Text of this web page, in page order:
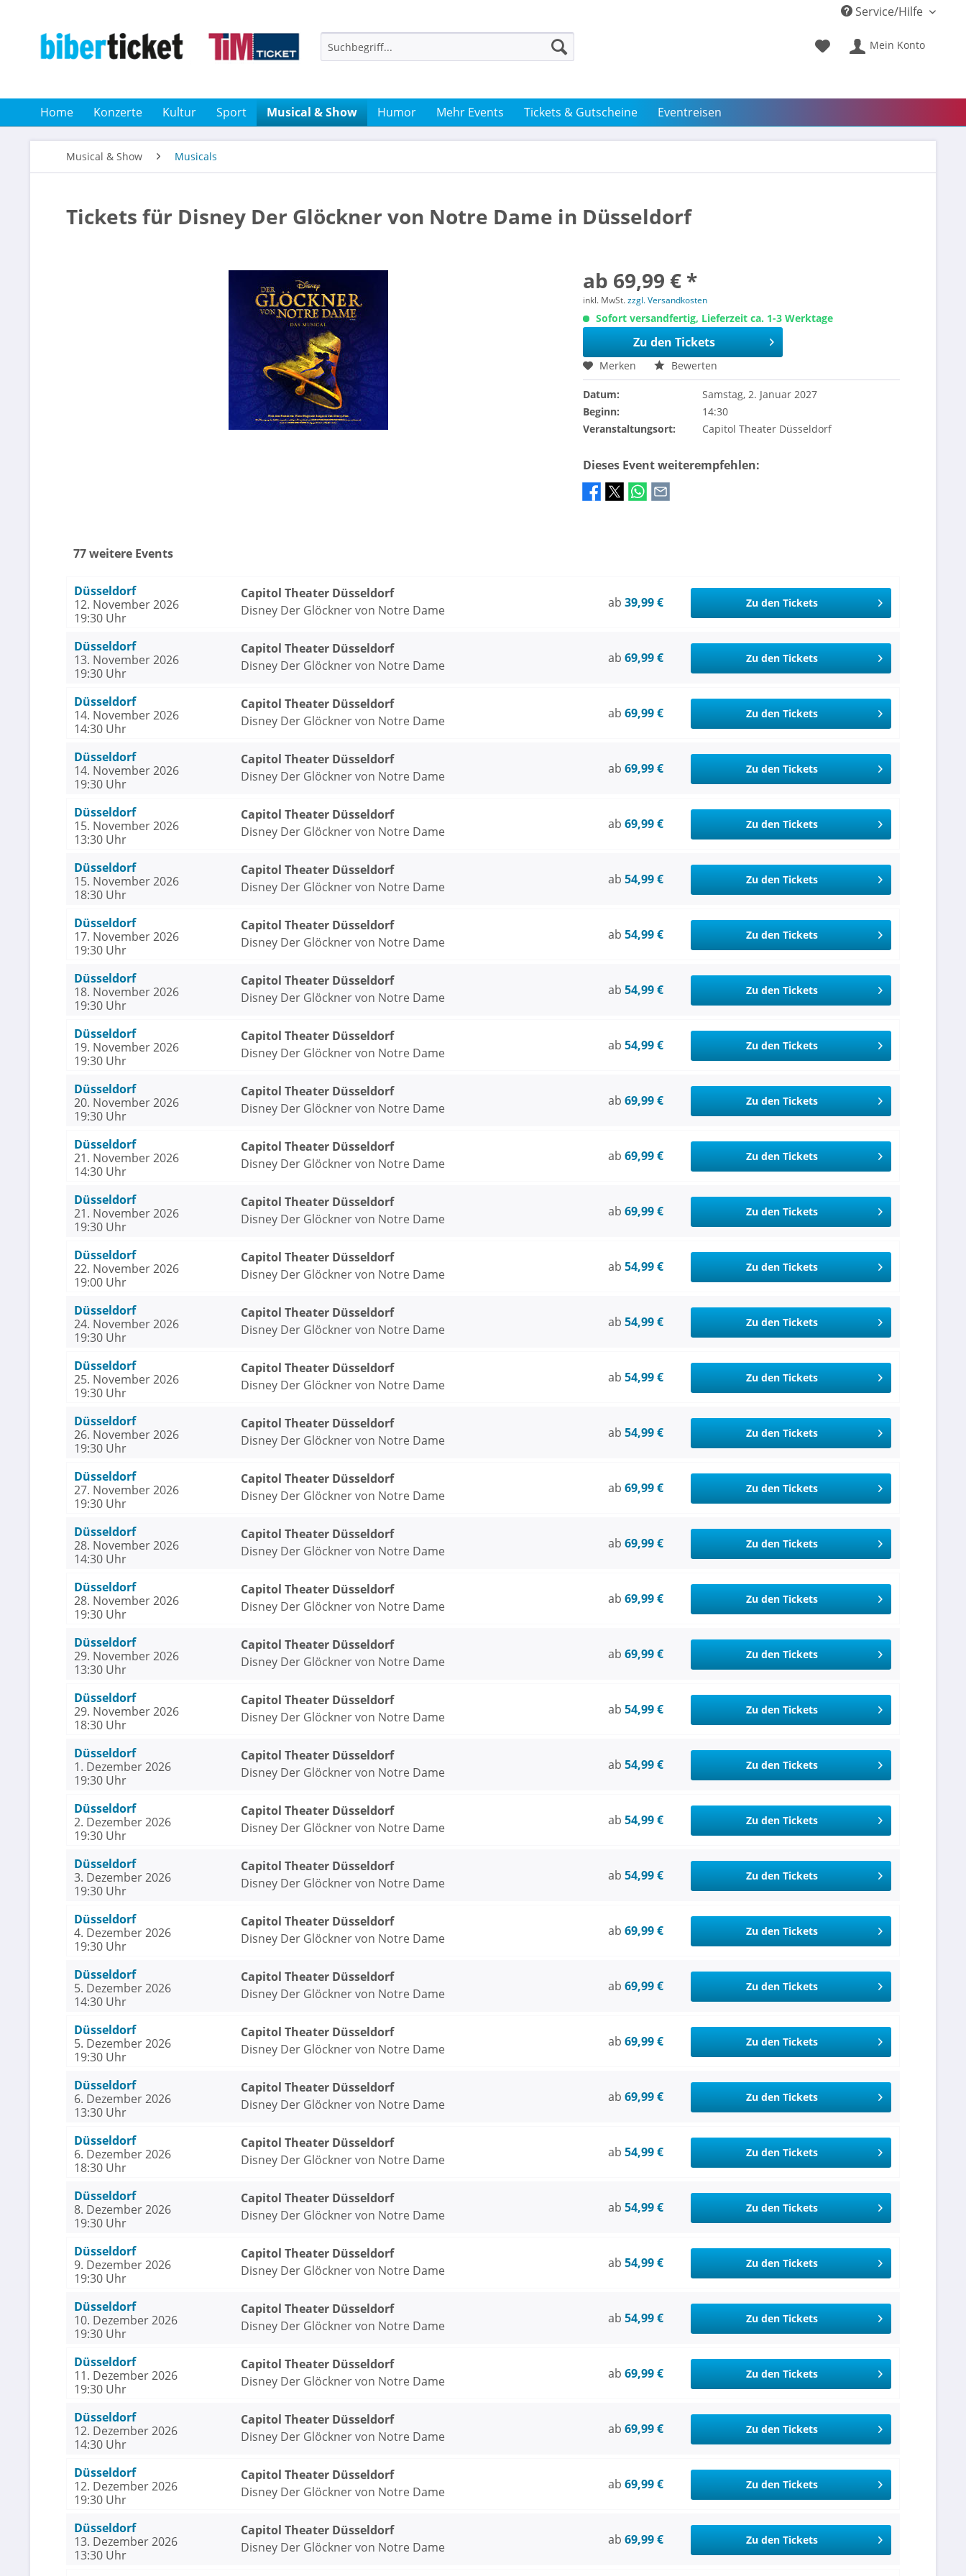
Service/Hilfe
Mein Konto
Home Konzerte Kultur Sport Musical & Show Humor Mehr Events Tickets & Gutscheine Eventreisen
Musical & Show Musicals
Tickets für Disney Der Glöckner von Notre Dame in Düsseldorf
ab 69,99 € *
inkl. MwSt.zzgl. Versandkosten
Sofort versandfertig, Lieferzeit ca. 1-3 Werktage
Zu den Tickets
Merken Bewerten
Datum:
Samstag, 2. Januar 2027
Beginn:
14:30
Veranstaltungsort:
Capitol Theater Düsseldorf
Dieses Event weiterempfehlen:
77 weitere Events
Düsseldorf
12. November 2026
19:30 Uhr
Capitol Theater Düsseldorf
Disney Der Glöckner von Notre Dame
ab 39,99 € Zu den Tickets
Düsseldorf
13. November 2026
19:30 Uhr
Capitol Theater Düsseldorf
Disney Der Glöckner von Notre Dame
ab 69,99 € Zu den Tickets
Düsseldorf
14. November 2026
14:30 Uhr
Capitol Theater Düsseldorf
Disney Der Glöckner von Notre Dame
ab 69,99 € Zu den Tickets
Düsseldorf
14. November 2026
19:30 Uhr
Capitol Theater Düsseldorf
Disney Der Glöckner von Notre Dame
ab 69,99 € Zu den Tickets
Düsseldorf
15. November 2026
13:30 Uhr
Capitol Theater Düsseldorf
Disney Der Glöckner von Notre Dame
ab 69,99 € Zu den Tickets
Düsseldorf
15. November 2026
18:30 Uhr
Capitol Theater Düsseldorf
Disney Der Glöckner von Notre Dame
ab 54,99 € Zu den Tickets
Düsseldorf
17. November 2026
19:30 Uhr
Capitol Theater Düsseldorf
Disney Der Glöckner von Notre Dame
ab 54,99 € Zu den Tickets
Düsseldorf
18. November 2026
19:30 Uhr
Capitol Theater Düsseldorf
Disney Der Glöckner von Notre Dame
ab 54,99 € Zu den Tickets
Düsseldorf
19. November 2026
19:30 Uhr
Capitol Theater Düsseldorf
Disney Der Glöckner von Notre Dame
ab 54,99 € Zu den Tickets
Düsseldorf
20. November 2026
19:30 Uhr
Capitol Theater Düsseldorf
Disney Der Glöckner von Notre Dame
ab 69,99 € Zu den Tickets
Düsseldorf
21. November 2026
14:30 Uhr
Capitol Theater Düsseldorf
Disney Der Glöckner von Notre Dame
ab 69,99 € Zu den Tickets
Düsseldorf
21. November 2026
19:30 Uhr
Capitol Theater Düsseldorf
Disney Der Glöckner von Notre Dame
ab 69,99 € Zu den Tickets
Düsseldorf
22. November 2026
19:00 Uhr
Capitol Theater Düsseldorf
Disney Der Glöckner von Notre Dame
ab 54,99 € Zu den Tickets
Düsseldorf
24. November 2026
19:30 Uhr
Capitol Theater Düsseldorf
Disney Der Glöckner von Notre Dame
ab 54,99 € Zu den Tickets
Düsseldorf
25. November 2026
19:30 Uhr
Capitol Theater Düsseldorf
Disney Der Glöckner von Notre Dame
ab 54,99 € Zu den Tickets
Düsseldorf
26. November 2026
19:30 Uhr
Capitol Theater Düsseldorf
Disney Der Glöckner von Notre Dame
ab 54,99 € Zu den Tickets
Düsseldorf
27. November 2026
19:30 Uhr
Capitol Theater Düsseldorf
Disney Der Glöckner von Notre Dame
ab 69,99 € Zu den Tickets
Düsseldorf
28. November 2026
14:30 Uhr
Capitol Theater Düsseldorf
Disney Der Glöckner von Notre Dame
ab 69,99 € Zu den Tickets
Düsseldorf
28. November 2026
19:30 Uhr
Capitol Theater Düsseldorf
Disney Der Glöckner von Notre Dame
ab 69,99 € Zu den Tickets
Düsseldorf
29. November 2026
13:30 Uhr
Capitol Theater Düsseldorf
Disney Der Glöckner von Notre Dame
ab 69,99 € Zu den Tickets
Düsseldorf
29. November 2026
18:30 Uhr
Capitol Theater Düsseldorf
Disney Der Glöckner von Notre Dame
ab 54,99 € Zu den Tickets
Düsseldorf
1. Dezember 2026
19:30 Uhr
Capitol Theater Düsseldorf
Disney Der Glöckner von Notre Dame
ab 54,99 € Zu den Tickets
Düsseldorf
2. Dezember 2026
19:30 Uhr
Capitol Theater Düsseldorf
Disney Der Glöckner von Notre Dame
ab 54,99 € Zu den Tickets
Düsseldorf
3. Dezember 2026
19:30 Uhr
Capitol Theater Düsseldorf
Disney Der Glöckner von Notre Dame
ab 54,99 € Zu den Tickets
Düsseldorf
4. Dezember 2026
19:30 Uhr
Capitol Theater Düsseldorf
Disney Der Glöckner von Notre Dame
ab 69,99 € Zu den Tickets
Düsseldorf
5. Dezember 2026
14:30 Uhr
Capitol Theater Düsseldorf
Disney Der Glöckner von Notre Dame
ab 69,99 € Zu den Tickets
Düsseldorf
5. Dezember 2026
19:30 Uhr
Capitol Theater Düsseldorf
Disney Der Glöckner von Notre Dame
ab 69,99 € Zu den Tickets
Düsseldorf
6. Dezember 2026
13:30 Uhr
Capitol Theater Düsseldorf
Disney Der Glöckner von Notre Dame
ab 69,99 € Zu den Tickets
Düsseldorf
6. Dezember 2026
18:30 Uhr
Capitol Theater Düsseldorf
Disney Der Glöckner von Notre Dame
ab 54,99 € Zu den Tickets
Düsseldorf
8. Dezember 2026
19:30 Uhr
Capitol Theater Düsseldorf
Disney Der Glöckner von Notre Dame
ab 54,99 € Zu den Tickets
Düsseldorf
9. Dezember 2026
19:30 Uhr
Capitol Theater Düsseldorf
Disney Der Glöckner von Notre Dame
ab 54,99 € Zu den Tickets
Düsseldorf
10. Dezember 2026
19:30 Uhr
Capitol Theater Düsseldorf
Disney Der Glöckner von Notre Dame
ab 54,99 € Zu den Tickets
Düsseldorf
11. Dezember 2026
19:30 Uhr
Capitol Theater Düsseldorf
Disney Der Glöckner von Notre Dame
ab 69,99 € Zu den Tickets
Düsseldorf
12. Dezember 2026
14:30 Uhr
Capitol Theater Düsseldorf
Disney Der Glöckner von Notre Dame
ab 69,99 € Zu den Tickets
Düsseldorf
12. Dezember 2026
19:30 Uhr
Capitol Theater Düsseldorf
Disney Der Glöckner von Notre Dame
ab 69,99 € Zu den Tickets
Düsseldorf
13. Dezember 2026
13:30 Uhr
Capitol Theater Düsseldorf
Disney Der Glöckner von Notre Dame
ab 69,99 € Zu den Tickets